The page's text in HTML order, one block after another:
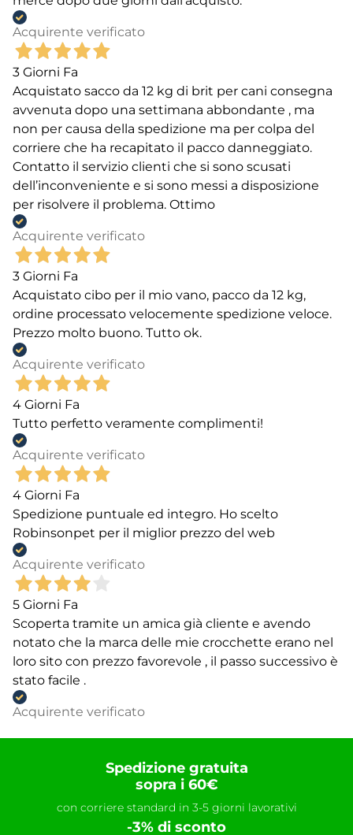
Acquirente verificato
3 Giorni Fa
Acquistato sacco da 12 kg di brit per cani consegna
avvenuta dopo una settimana abbondante , ma
non per causa della spedizione ma per colpa del
corriere che ha recapitato il pacco danneggiato.
Contatto il servizio clienti che si sono scusati
dell’inconveniente e si sono messi a disposizione
per risolvere il problema. Ottimo
Acquirente verificato
3 Giorni Fa
Acquistato cibo per il mio vano, pacco da 12 kg,
ordine processato velocemente spedizione veloce.
Prezzo molto buono. Tutto ok.
Acquirente verificato
4 Giorni Fa
Tutto perfetto veramente complimenti!
Acquirente verificato
4 Giorni Fa
Spedizione puntuale ed integro. Ho scelto
Robinsonpet per il miglior prezzo del web
Acquirente verificato
5 Giorni Fa
Scoperta tramite un amica già cliente e avendo
notato che la marca delle mie crocchette erano nel
loro sito con prezzo favorevole , il passo successivo è
stato facile .
Acquirente verificato
Spedizione gratuita
sopra i 60€
con corriere standard in 3-5 giorni lavorativi
-3% di sconto